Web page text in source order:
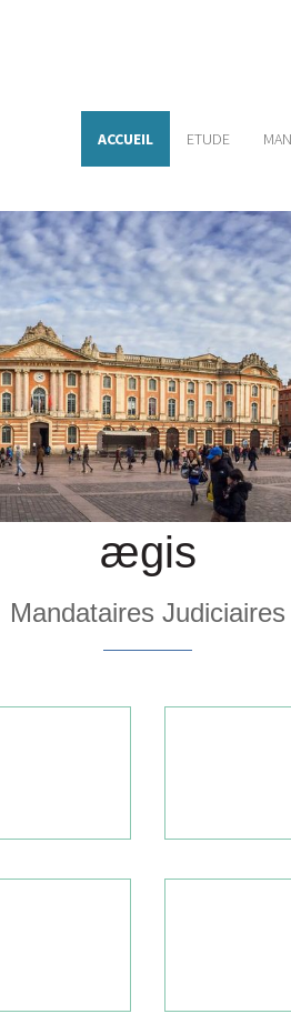
ACCUEIL ETUDE
ægis
Mandataires Judiciaires